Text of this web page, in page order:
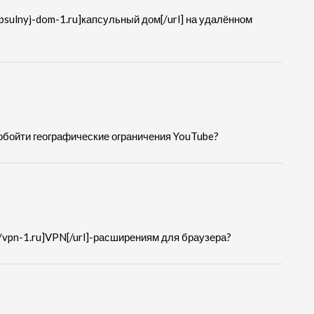
dom-1.ru]капсульный дом[/url] на удалённом
географические ограничения YouTube?
1.ru]VPN[/url]-расширениям для браузера?